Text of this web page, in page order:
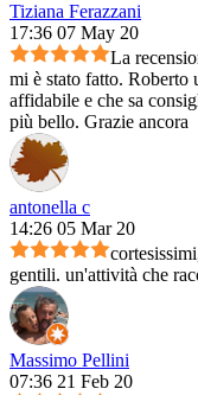
Tiziana Ferazzani
17:36 07 May 20
La
mi è stato fatto. Roberto
affidabile e che sa
più bello. Grazie ancora
antonella c
14:26 05 Mar 20
gentili. un'attività che
Massimo Pellini
07:36 21 Feb 20